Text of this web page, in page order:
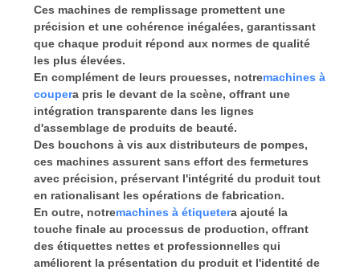
Ces machines de remplissage promettent une
précision et une cohérence inégalées, garantissant
que chaque produit répond aux normes de qualité
les plus élevées.
En complément de leurs prouesses, notremachines à
coupera pris le devant de la scène, offrant une
intégration transparente dans les lignes
d'assemblage de produits de beauté.
Des bouchons à vis aux distributeurs de pompes,
ces machines assurent sans effort des fermetures
avec précision, préservant l'intégrité du produit tout
en rationalisant les opérations de fabrication.
En outre, notremachines à étiquetera ajouté la
touche finale au processus de production, offrant
des étiquettes nettes et professionnelles qui
améliorent la présentation du produit et l'identité de